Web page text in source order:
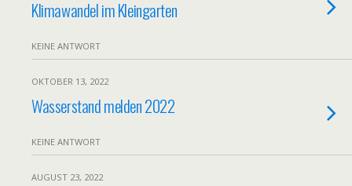
Klimawandel im Kleingarten
KEINE ANTWORT
OKTOBER 13, 2022
Wasserstand melden 2022
KEINE ANTWORT
AUGUST 23, 2022